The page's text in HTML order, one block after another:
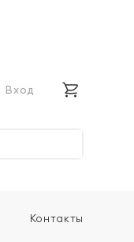
Вход
Контакты